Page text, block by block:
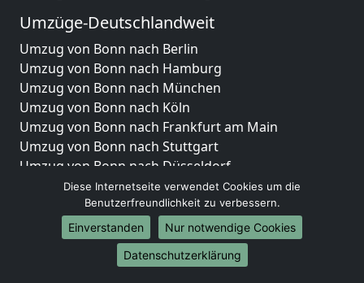
Umzüge-Deutschlandweit
Umzug von Bonn nach Berlin
Umzug von Bonn nach Hamburg
Umzug von Bonn nach München
Umzug von Bonn nach Köln
Umzug von Bonn nach Frankfurt am Main
Umzug von Bonn nach Stuttgart
Umzug von Bonn nach Düsseldorf
Umzug von Bonn nach Leipzig
Umzug von Bonn nach Dortmund
Umzug von Bonn nach Essen
Umzug von Bonn nach Bremen
Umzug von Bonn nach Dresden
Diese Internetseite verwendet Cookies um die
Benutzerfreundlichkeit zu verbessern.
Einverstanden
Nur notwendige Cookies
Datenschutzerklärung